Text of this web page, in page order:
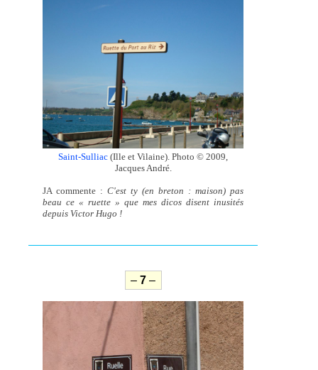
Saint-Sulliac (Ille et Vilaine). Photo © 2009,
Jacques André.
JA commente :C'est ty (en breton : maison) pas
beau ce « ruette » que mes dicos disent inusités
depuis Victor Hugo !
–7 –